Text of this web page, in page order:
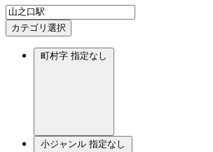
カテゴリ選択
町村字 指定なし
小ジャンル 指定なし